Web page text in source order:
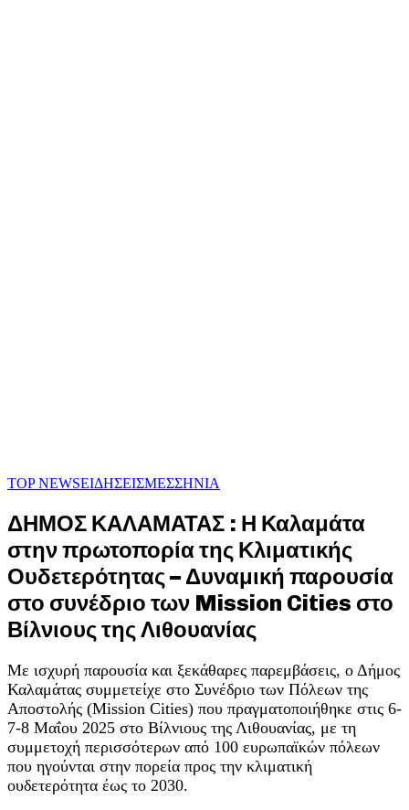
TOP NEWSΕΙΔΗΣΕΙΣΜΕΣΣΗΝΙΑ
ΔΗΜΟΣ ΚΑΛΑΜΑΤΑΣ : Η Καλαμάτα
στην πρωτοπορία της Κλιματικής
Ουδετερότητας – Δυναμική παρουσία
στο συνέδριο των Mission Cities στο
Βίλνιους της Λιθουανίας
Με ισχυρή παρουσία και ξεκάθαρες παρεμβάσεις, ο Δήμος
Καλαμάτας συμμετείχε στο Συνέδριο των Πόλεων της
Αποστολής (Mission Cities) που πραγματοποιήθηκε στις 6-
7-8 Μαΐου 2025 στο Βίλνιους της Λιθουανίας, με τη
συμμετοχή περισσότερων από 100 ευρωπαϊκών πόλεων
που ηγούνται στην πορεία προς την κλιματική
ουδετερότητα έως το 2030.